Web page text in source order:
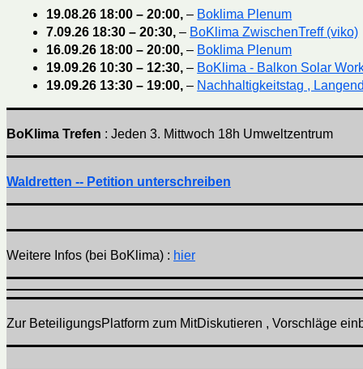
19.08.26 18:00 – 20:00,– Boklima Plenum
7.09.26 18:30 – 20:30,– BoKlima ZwischenTreff (viko)
16.09.26 18:00 – 20:00,– Boklima Plenum
19.09.26 10:30 – 12:30,– BoKlima - Balkon Solar
19.09.26 13:30 – 19:00,– Nachhaltigkeitstag ,
BoKlima Trefen : Jeden 3. Mittwoch 18h Umweltzentrum
Waldretten -- Petition unterschreiben
Weitere Infos (bei BoKlima) : hier
Zur BeteiligungsPlatform zum MitDiskutieren , Vorschläge